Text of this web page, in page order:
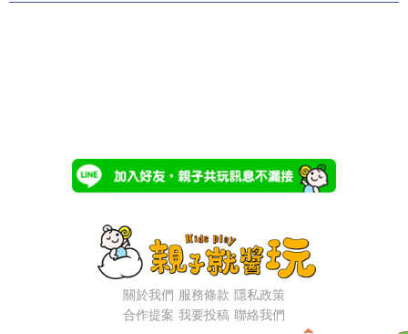
關於我們 服務條款 隱私政策
合作提案 我要投稿 聯絡我們